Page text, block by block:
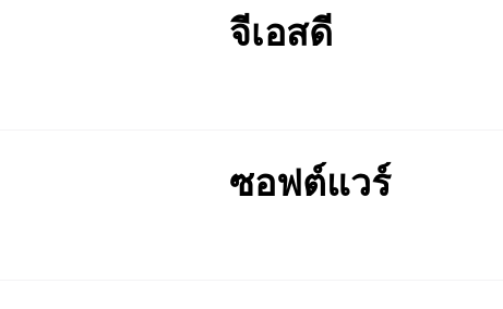
จีเอสดี
ซอฟต์แวร์